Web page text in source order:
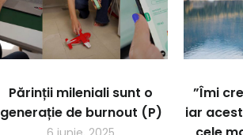
Părinții mileniali sunt o
generație de burnout (P)
”Îmi
iar